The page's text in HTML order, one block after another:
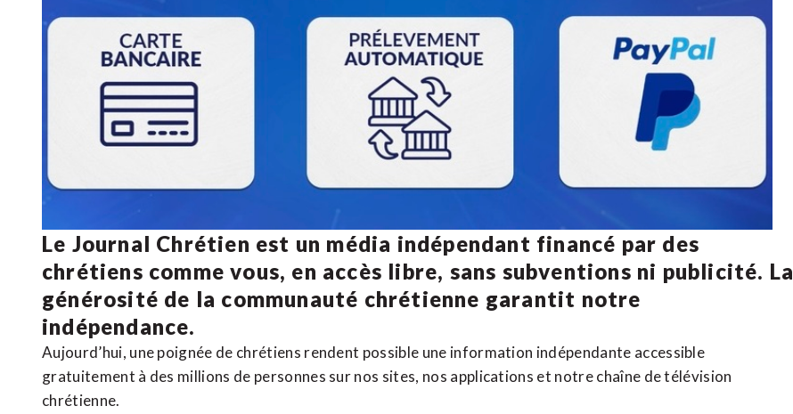
Le Journal Chrétien est un média indépendant financé par des
chrétiens comme vous, en accès libre, sans subventions ni publicité. La
générosité de la communauté chrétienne garantit notre
indépendance.
Aujourd’hui, une poignée de chrétiens rendent possible une information indépendante accessible
gratuitement à des millions de personnes sur nos sites, nos applications et notrechaîne de télévision
chrétienne.